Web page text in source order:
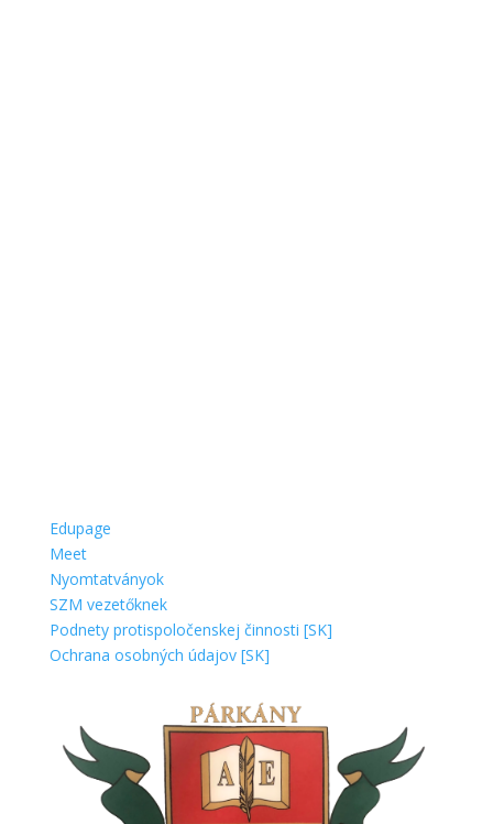
Edupage
Meet
Nyomtatványok
SZM vezetőknek
Podnety protispoločenskej činnosti [SK]
Ochrana osobných údajov [SK]